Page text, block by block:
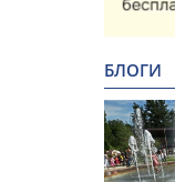
БЛОГИ